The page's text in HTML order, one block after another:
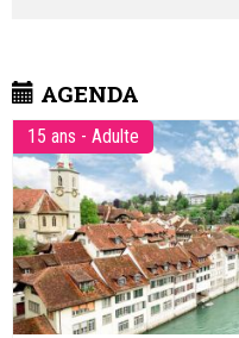
AGENDA
15 ans - Adulte